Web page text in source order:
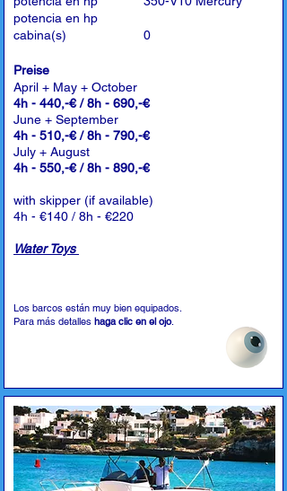
potencia en hp
cabina(s)
0
Preise
April + May + October
4h - 440,-€ / 8h - 690,-€
June + September
4h - 510,-€ / 8h - 790,-€
July + August
4h - 550,-€ / 8h - 890,-€
with skipper (if available)
4h - €140 / 8h - €220
Water Toys
Los barcos están muy bien equipados.
Para más detalles haga clic en el ojo.